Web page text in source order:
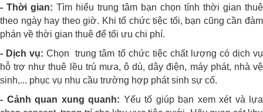
- Thời gian: Tìm hiểu trung tâm bạn chọn tính thời gian thuê
theo ngày hay theo giờ. Khi tổ chức tiệc tối, bạn cũng cần đàm
phán về thời gian thuê để tối ưu chi phí.
- Dịch vụ: Chọn trung tâm tổ chức tiệc chất lượng có dịch vụ
hỗ trợ như thuê lều trú mưa, ô dù, dây điện, máy phát, nhà vệ
sinh,... phục vụ nhu cầu trường hợp phát sinh sự cố.
- Cảnh quan xung quanh: Yếu tố giúp bạn xem xét và lựa